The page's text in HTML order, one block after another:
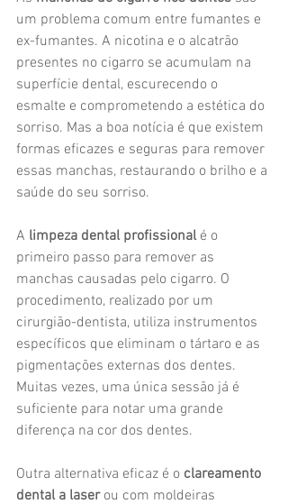
um problema comum entre fumantes e
ex-fumantes. A nicotina e o alcatrão
presentes no cigarro se acumulam na
superfície dental, escurecendo o
esmalte e comprometendo a estética do
sorriso. Mas a boa notícia é que existem
formas eficazes e seguras para remover
essas manchas, restaurando o brilho e a
saúde do seu sorriso.
A limpeza dental profissional é o
primeiro passo para remover as
manchas causadas pelo cigarro. O
procedimento, realizado por um
cirurgião-dentista, utiliza instrumentos
específicos que eliminam o tártaro e as
pigmentações externas dos dentes.
Muitas vezes, uma única sessão já é
suficiente para notar uma grande
diferença na cor dos dentes.
Outra alternativa eficaz é o clareamento
dental a laser ou com moldeiras